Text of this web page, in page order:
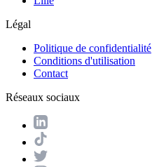
Légal
Politique de confidentialité
Conditions d'utilisation
Contact
Réseaux sociaux